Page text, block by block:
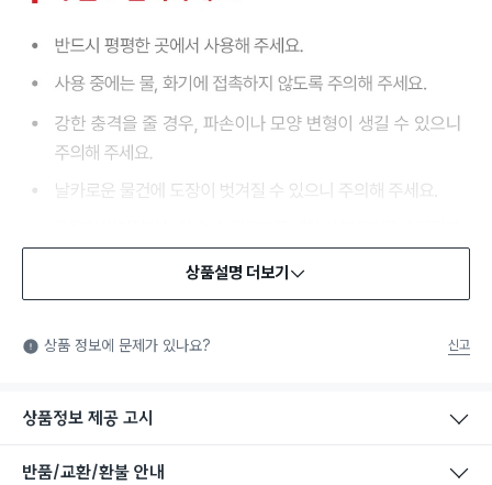
상품설명 더보기
상품 정보에 문제가 있나요? 신고
상품정보 제공 고시
반품/교환/환불 안내